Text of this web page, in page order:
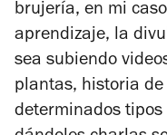
brujería, en mi
aprendizaje, la
sea subiendo
plantas, historia
determinados